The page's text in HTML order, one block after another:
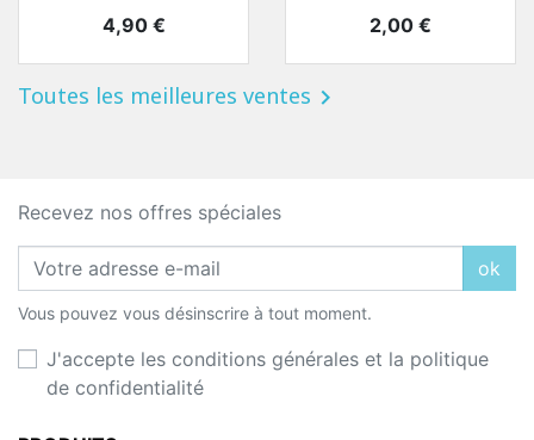
Prix
4,90 € Prix
2,00 €
Toutes les meilleures ventes 
Recevez nos offres spéciales
ok
Vous pouvez vous désinscrire à tout moment.
J'accepte les conditions générales et la politique
de confidentialité